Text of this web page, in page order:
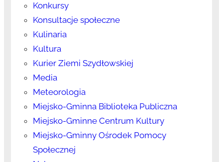
Konkursy
Konsultacje społeczne
Kulinaria
Kultura
Kurier Ziemi Szydłowskiej
Media
Meteorologia
Miejsko-Gminna Biblioteka Publiczna
Miejsko-Gminne Centrum Kultury
Miejsko-Gminny Ośrodek Pomocy
Społecznej